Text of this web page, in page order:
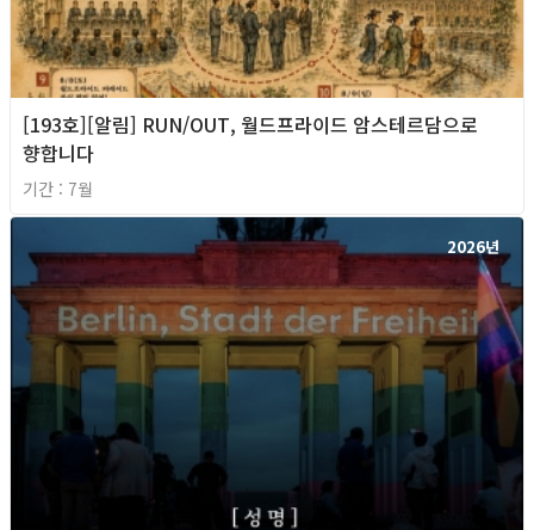
[193호][알림] RUN/OUT, 월드프라이드 암스테르담으로
향합니다
기간 : 7월
2026년